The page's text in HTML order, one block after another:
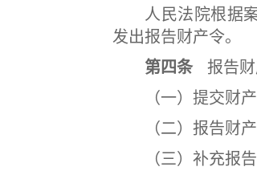
人民法院根据案
发出报告财产令。
第四条 报告财
（一）提交财产
（二）报告财产
（三）补充报告